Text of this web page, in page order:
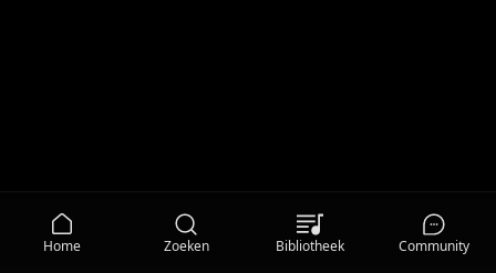
Home Zoeken Bibliotheek Community